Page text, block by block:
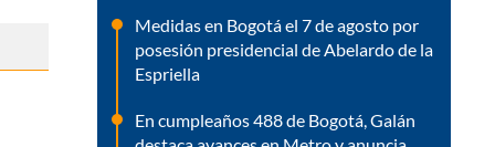
Medidas en Bogotá el 7 de agosto por
posesión presidencial de Abelardo de la
Espriella
En cumpleaños 488 de Bogotá, Galán